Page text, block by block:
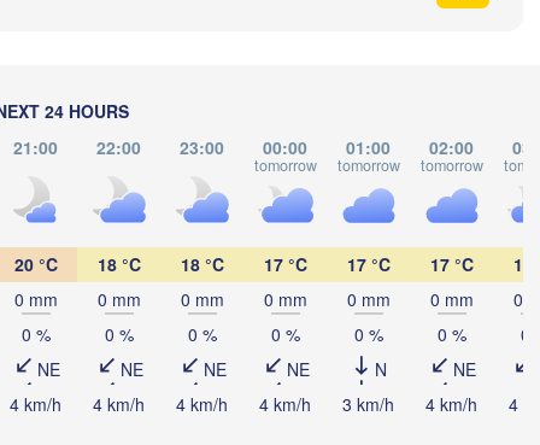
24 HOURS
21:00 22:00 23:00 00:00
tomorrow
01:00
tomorrow
02:00
tomorrow
20 °C
0 mm
0 %
NE
4 km/h
18 °C
0 mm
0 %
NE
4 km/h
18 °C
0 mm
0 %
NE
4 km/h
17 °C
0 mm
0 %
NE
4 km/h
17 °C
0 mm
0 %
N
3 km/h
17 °C
0 mm
0 %
NE
4 km/h
17
0
0
4
Одеса
Севастополь
(Sevastopol)
Керчь
(Kerch)
(Melitopol)